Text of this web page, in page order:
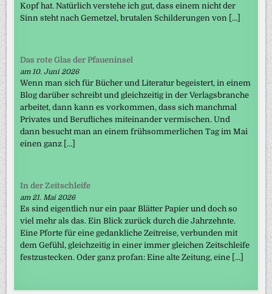
Kopf hat. Natürlich verstehe ich gut, dass einem nicht der
Sinn steht nach Gemetzel, brutalen Schilderungen von […]
Das rote Glas der Pfaueninsel
am 10. Juni 2026
Wenn man sich für Bücher und Literatur begeistert, in einem
Blog darüber schreibt und gleichzeitig in der Verlagsbranche
arbeitet, dann kann es vorkommen, dass sich manchmal
Privates und Berufliches miteinander vermischen. Und
dann besucht man an einem frühsommerlichen Tag im Mai
einen ganz […]
In der Zeitschleife
am 21. Mai 2026
Es sind eigentlich nur ein paar Blätter Papier und doch so
viel mehr als das. Ein Blick zurück durch die Jahrzehnte.
Eine Pforte für eine gedankliche Zeitreise, verbunden mit
dem Gefühl, gleichzeitig in einer immer gleichen Zeitschleife
festzustecken. Oder ganz profan: Eine alte Zeitung, eine […]